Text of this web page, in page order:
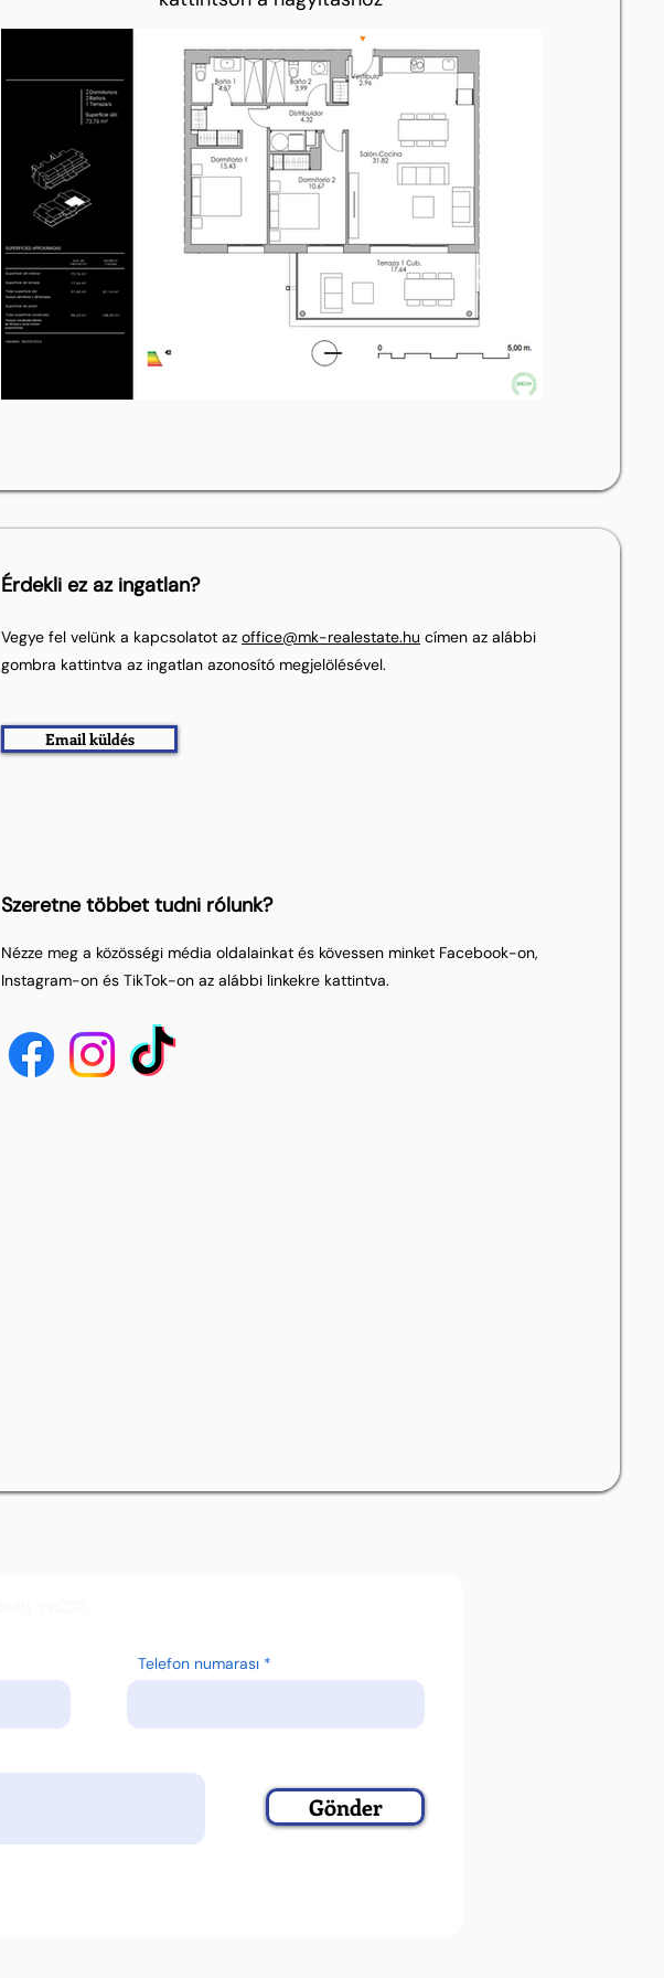
Érdekli ez az ingatlan?
Vegye fel velünk a kapcsolatot az office@mk-realestate.hu címen az alábbi
gombra kattintva az ingatlan azonosító megjelölésével.
Email küldés
Szeretne többet tudni rólunk?
Nézze meg a közösségi média oldalainkat és kövessen minket Facebook-on,
Instagram-on és TikTok-on az alábbi linkekre kattintva.
Telefon numarası
Gönder